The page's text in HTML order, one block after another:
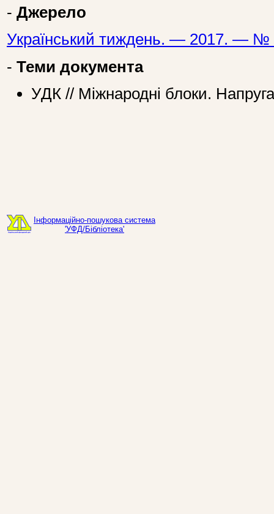
- Джерело
Український тиждень. — 2017. — №
- Теми документа
УДК // Міжнародні блоки.
Інформаційно-пошукова система
'УФД/Бібліотека'